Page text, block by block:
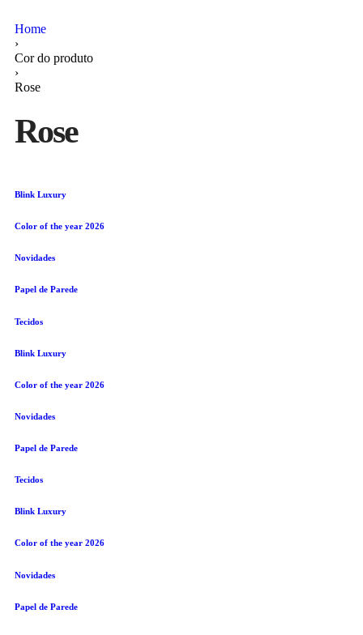
Home
›
Cor do produto
›
Rose
Rose
Blink Luxury
Color of the year 2026
Novidades
Papel de Parede
Tecidos
Blink Luxury
Color of the year 2026
Novidades
Papel de Parede
Tecidos
Blink Luxury
Color of the year 2026
Novidades
Papel de Parede